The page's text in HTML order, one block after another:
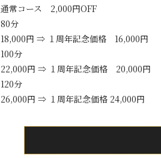
通常コース 2,000円OFF
80分
18,000円 ⇒ １周年記念価格 16,000円
100分
22,000円 ⇒ １周年記念価格 20,000円
120分
26,000円 ⇒ １周年記念価格 24,000円